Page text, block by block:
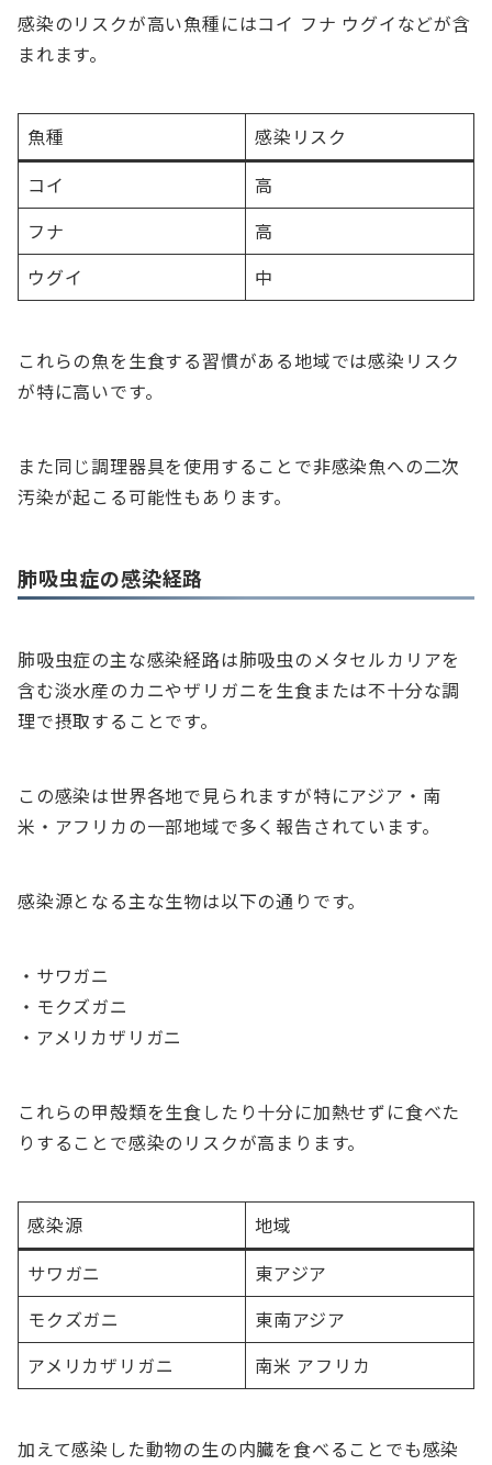
感染のリスクが高い魚種にはコイ フナ ウグイなどが含
まれます。
魚種
感染リスク
コイ
高
フナ
高
ウグイ
中
これらの魚を生食する習慣がある地域では感染リスク
が特に高いです。
また同じ調理器具を使用することで非感染魚への二次
汚染が起こる可能性もあります。
肺吸虫症の感染経路
肺吸虫症の主な感染経路は肺吸虫のメタセルカリアを
含む淡水産のカニやザリガニを生食または不十分な調
理で摂取することです。
この感染は世界各地で見られますが特にアジア・南
米・アフリカの一部地域で多く報告されています。
感染源となる主な生物は以下の通りです。
・サワガニ
・モクズガニ
・アメリカザリガニ
これらの甲殻類を生食したり十分に加熱せずに食べた
りすることで感染のリスクが高まります。
感染源
地域
サワガニ
東アジア
モクズガニ
東南アジア
アメリカザリガニ
南米 アフリカ
加えて感染した動物の生の内臓を食べることでも感染